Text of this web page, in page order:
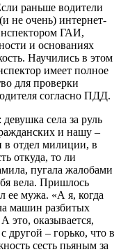
раньше водители
не очень) интернет-
ГАИ,
и основаниях
Научились в этом
имеет полное
для проверки
согласно ПДД.
села за руль
и нашу –
в отдел милиции, в
откуда, то ли
пугала жалобами
вела. Пришлось
ее мужа. «А я, когда
машин разбитых
это, оказывается,
– горько, что в
сесть пьяным за